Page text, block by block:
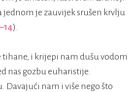
jednom je zauvijek srušen krvlju
).
tihane, i krijepi nam dušu vodom
nas gozbu euharistije.
Davajući nam i više nego što